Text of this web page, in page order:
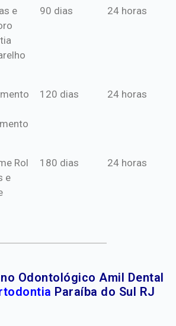
e
90 dias 24 horas
120 dias 24 horas
Rol
e
180 dias 24 horas
Odontológico Amil Dental
Paraíba do Sul RJ